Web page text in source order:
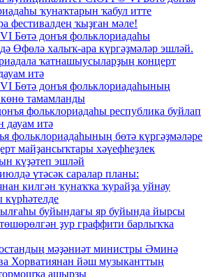
ҡунаҡтарын ҡабул итте
фестивалдең ҡыҙған мәле!
Бөтә донъя фольклориадаһы
Өфөлә халыҡ-ара күргәҙмәләр эшләй.
ҡатнашыусыларҙың концерт
итә
Бөтә донъя фольклориадаһының
тамамланды
фольклориадаһы республика буйлап
дауам итә
фольклориадаһының бөтә күргәҙмәләре
майҙансыҡтары хәүефһеҙлек
күҙәтеп эшләй
үтәсәк саралар планы:
килгән ҡунаҡҡа ҡурайҙа уйнау
күрһәтелде
буйындағы яр буйында йырсы
ҙур граффити барлыҡҡа
мәҙәниәт министры Әминә
Хорватиянан йәш музыканттың
ашырҙы